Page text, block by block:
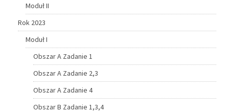
Moduł II
Rok 2023
Moduł I
Obszar A Zadanie 1
Obszar A Zadanie 2,3
Obszar A Zadanie 4
Obszar B Zadanie 1,3,4